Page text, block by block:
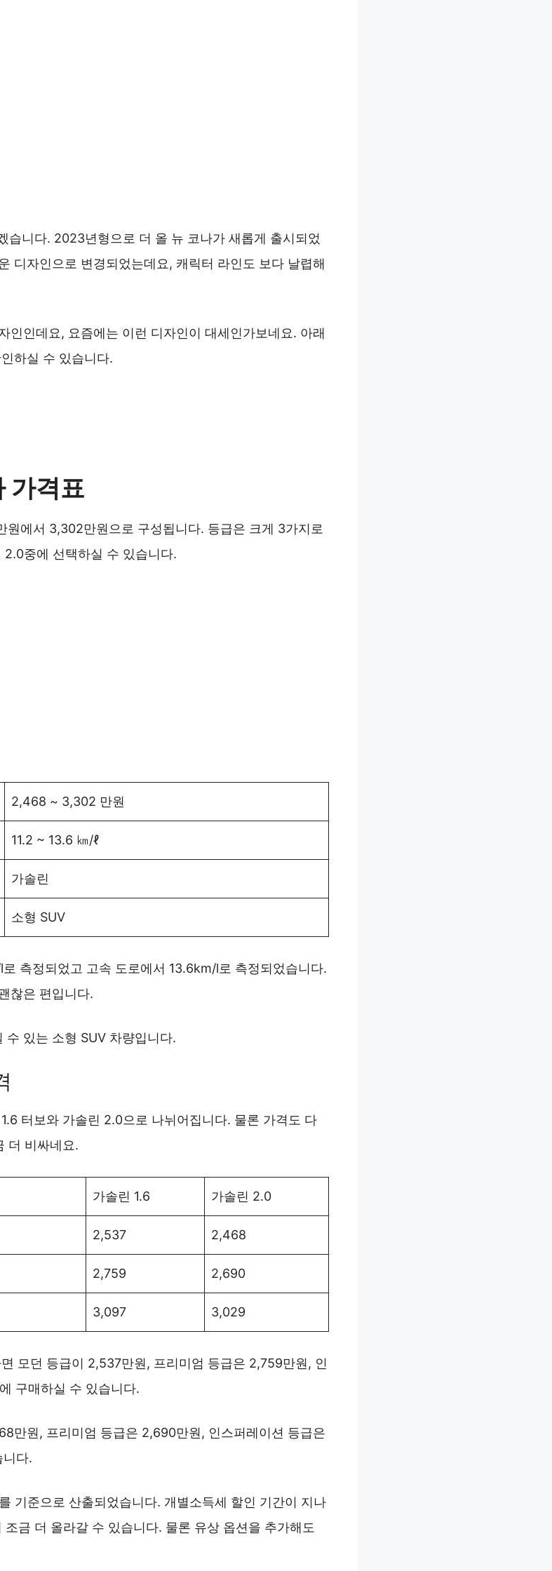
습니다. 2023년형으로 더 올 뉴 코나가 새롭게 출시되었
디자인으로 변경되었는데요, 캐릭터 라인도 보다 날렵해
인인데요, 요즘에는 이런 디자인이 대세인가보네요. 아래
하실 수 있습니다.
가격표
에서 3,302만원으로 구성됩니다. 등급은 크게 3가지로
2.0중에 선택하실 수 있습니다.
2,468 ~ 3,302 만원
11.2 ~ 13.6 ㎞/ℓ
가솔린
소형 SUV
측정되었고 고속 도로에서 13.6km/l로 측정되었습니다.
찮은 편입니다.
수 있는 소형 SUV 차량입니다.
터보와 가솔린 2.0으로 나뉘어집니다. 물론 가격도 다
더 비싸네요.
가솔린 1.6 가솔린 2.0
2,537 2,468
2,759 2,690
3,097 3,029
모던 등급이 2,537만원, 프리미엄 등급은 2,759만원, 인
구매하실 수 있습니다.
만원, 프리미엄 등급은 2,690만원, 인스퍼레이션 등급은
다.
기준으로 산출되었습니다. 개별소득세 할인 기간이 지나
금 더 올라갈 수 있습니다. 물론 유상 옵션을 추가해도